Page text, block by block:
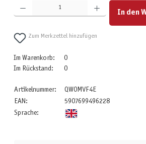
Produkt Anzahl: Gib den gewünschten Wert ein oder benutze
In den
Zum Merkzettel hinzufügen
Im Warenkorb:
0
Im Rückstand:
0
Artikelnummer:
QWOMVF4E
EAN:
5907699496228
Sprache: